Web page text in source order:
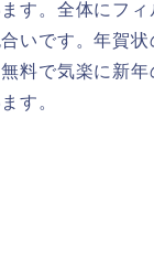
す。全体にフ
いです。年賀
料で気楽に新
す。